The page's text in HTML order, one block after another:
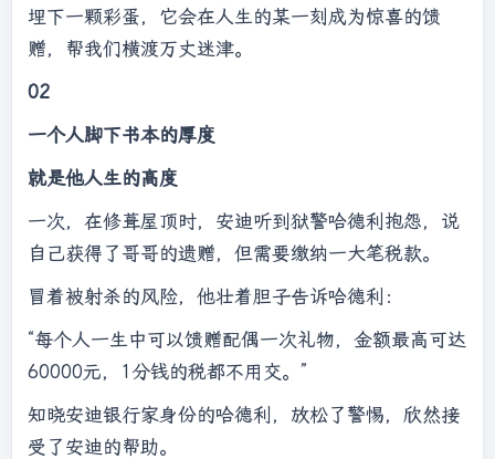
埋下一颗彩蛋，它会在人生的某一刻成为惊喜的馈
赠，帮我们横渡万丈迷津。
02
一个人脚下书本的厚度
就是他人生的高度
一次，在修葺屋顶时，安迪听到狱警哈德利抱怨，说
自己获得了哥哥的遗赠，但需要缴纳一大笔税款。
冒着被射杀的风险，他壮着胆子告诉哈德利：
“每个人一生中可以馈赠配偶一次礼物，金额最高可达
60000元，1分钱的税都不用交。”
知晓安迪银行家身份的哈德利，放松了警惕，欣然接
受了安迪的帮助。